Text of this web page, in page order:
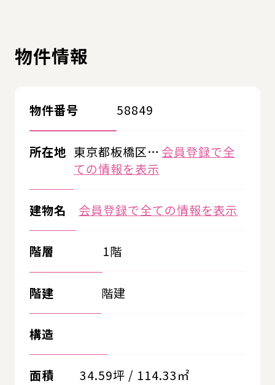
物件情報
物件番号 58849
所在地 東京都板橋区… 会員登録で全
ての情報を表示
建物名 会員登録で全ての情報を表示
階層 1階
階建 階建
構造
面積 34.59坪 / 114.33㎡